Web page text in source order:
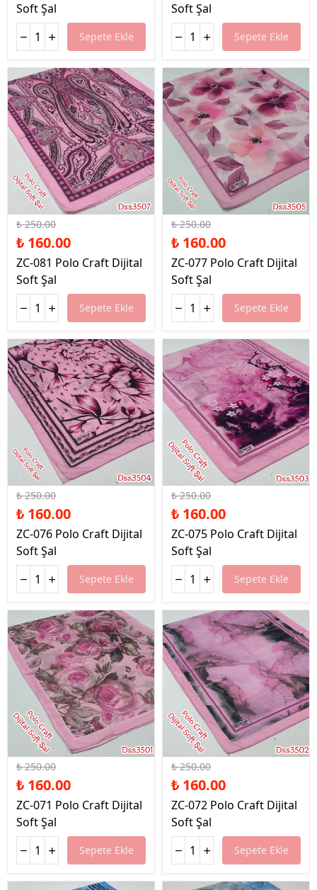
Soft Şal
Sepete Ekle
Soft Şal
Sepete Ekle
%36 İndirim
₺ 250.00
₺ 160.00
ZC-081 Polo Craft Dijital
Soft Şal
Sepete Ekle
%36 İndirim
₺ 250.00
₺ 160.00
ZC-077 Polo Craft Dijital
Soft Şal
Sepete Ekle
%36 İndirim
₺ 250.00
₺ 160.00
ZC-076 Polo Craft Dijital
Soft Şal
Sepete Ekle
%36 İndirim
₺ 250.00
₺ 160.00
ZC-075 Polo Craft Dijital
Soft Şal
Sepete Ekle
%36 İndirim
₺ 250.00
₺ 160.00
ZC-071 Polo Craft Dijital
Soft Şal
Sepete Ekle
%36 İndirim
₺ 250.00
₺ 160.00
ZC-072 Polo Craft Dijital
Soft Şal
Sepete Ekle